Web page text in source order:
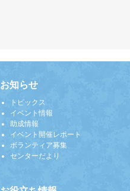
お知らせ
トピックス
イベント情報
助成情報
イベント開催レポート
ボランティア募集
センターだより